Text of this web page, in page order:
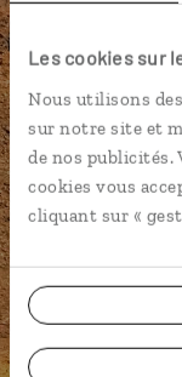
Les cookies sur
Nous utilisons
sur notre site et
de nos publicités.
cookies vous
cliquant sur «